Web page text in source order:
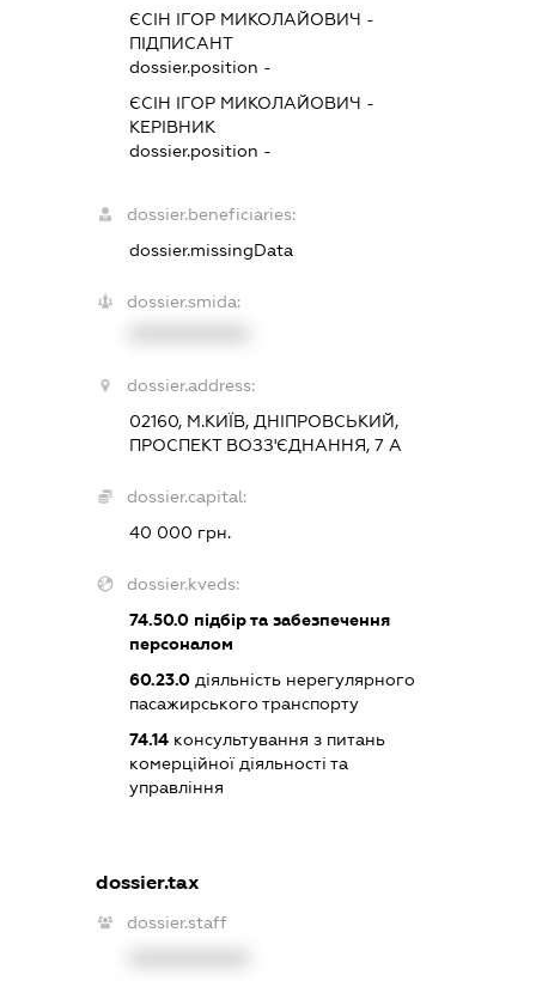
ЄСІН ІГОР МИКОЛАЙОВИЧ -
ПІДПИСАНТ
dossier.position -
ЄСІН ІГОР МИКОЛАЙОВИЧ -
КЕРІВНИК
dossier.position -
dossier.beneficiaries:
dossier.missingData
dossier.smida:
dossier.address:
02160, М.КИЇВ, ДНІПРОВСЬКИЙ,
ПРОСПЕКТ ВОЗЗ'ЄДНАННЯ, 7 А
dossier.capital:
40 000 грн.
dossier.kveds:
74.50.0підбір та забезпечення
персоналом
60.23.0діяльність нерегулярного
пасажирського транспорту
74.14консультування з питань
комерційної діяльності та
управління
dossier.tax
dossier.staff